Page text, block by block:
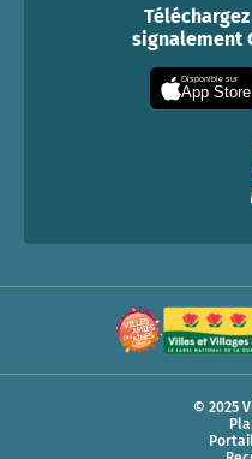
signalement
Disponible sur
App Store
© 2025